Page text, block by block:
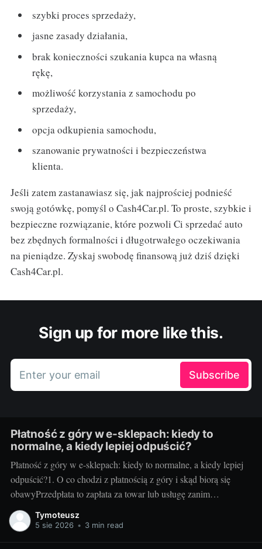
szybki proces sprzedaży,
jasne zasady działania,
brak konieczności szukania kupca na własną
rękę,
możliwość korzystania z samochodu po
sprzedaży,
opcja odkupienia samochodu,
szanowanie prywatności i bezpieczeństwa
klienta.
Jeśli zatem zastanawiasz się, jak najprościej podnieść
swoją gotówkę, pomyśl o Cash4Car.pl. To proste, szybkie i
bezpieczne rozwiązanie, które pozwoli Ci sprzedać auto
bez zbędnych formalności i długotrwałego oczekiwania
na pieniądze. Zyskaj swobodę finansową już dziś dzięki
Cash4Car.pl.
Sign up for more like this.
Enter your email Subscribe
Płatność z góry w e-sklepach: kiedy to
normalne, a kiedy lepiej odpuścić?
Płatność z góry w e-sklepach: kiedy to normalne, a kiedy lepiej
odpuścić?1. O co chodzi z płatnością z góry i skąd biorą się
obawyPrzedpłata to zapłata za towar lub usługę zanim
sprzedawca je wyśle albo wykona. Sklepy proszą o nią z kilku
powodów: poprawia to płynność finansową, pozwala
Tymoteusz
5 sie 2026 • 3 min read